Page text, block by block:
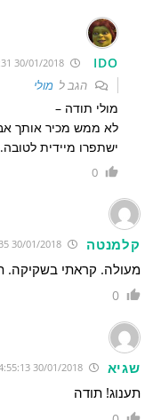
IDO
הגב למולי
מולי תודה –
לא ממש מכיר אותך
ישתפרו מיידית
0
קלמנטה
מעולה. קראתי בשקיקה.
0
שגיא 30/01/2018 14:55:13
תענוג! תודה